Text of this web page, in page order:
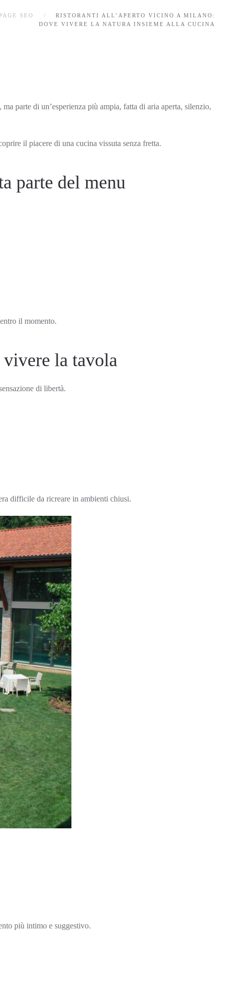
SEO
RISTORANTI ALL’APERTO VICINO A MILANO:
DOVE VIVERE LA NATURA INSIEME ALLA CUCINA
parte di un’esperienza più ampia, fatta di aria aperta, silenzio,
il piacere di una cucina vissuta senza fretta.
parte del menu
il momento.
la tavola
di libertà.
difficile da ricreare in ambienti chiusi.
più intimo e suggestivo.